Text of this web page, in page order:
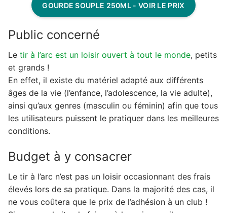
GOURDE SOUPLE 250ML - VOIR LE PRIX
Public concerné
Le tir à l’arc est un loisir ouvert à tout le monde, petits
et grands !
En effet, il existe du matériel adapté aux différents
âges de la vie (l’enfance, l’adolescence, la vie adulte),
ainsi qu’aux genres (masculin ou féminin) afin que tous
les utilisateurs puissent le pratiquer dans les meilleures
conditions.
Budget à y consacrer
Le tir à l’arc n’est pas un loisir occasionnant des frais
élevés lors de sa pratique. Dans la majorité des cas, il
ne vous coûtera que le prix de l’adhésion à un club !